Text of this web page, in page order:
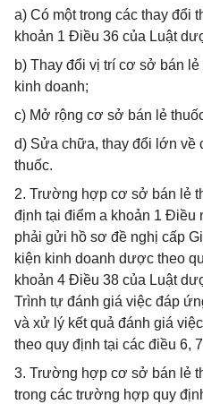
a) Có một trong các thay đổi
khoản 1 Điều 36 của Luật
b) Thay đổi vị trí cơ sở bán
kinh doanh;
c) Mở rộng cơ sở bán lẻ
d) Sửa chữa, thay đổi lớn về
thuốc.
2. Trường hợp cơ sở bán lẻ
định tại điểm a khoản 1 Điều
phải gửi hồ sơ đề nghị cấp
kiện kinh doanh dược theo
khoản 4 Điều 38 của Luật
Trình tự đánh giá việc đáp
và xử lý kết quả đánh giá
theo quy định tại các điều 6,
3. Trường hợp cơ sở bán lẻ
trong các trường hợp quy